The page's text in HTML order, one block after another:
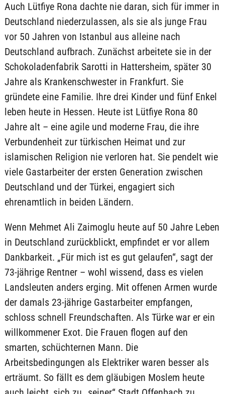
Auch Lütfiye Rona dachte nie daran, sich für immer in
Deutschland niederzulassen, als sie als junge Frau
vor 50 Jahren von Istanbul aus alleine nach
Deutschland aufbrach. Zunächst arbeitete sie in der
Schokoladenfabrik Sarotti in Hattersheim, später 30
Jahre als Krankenschwester in Frankfurt. Sie
gründete eine Familie. Ihre drei Kinder und fünf Enkel
leben heute in Hessen. Heute ist Lütfiye Rona 80
Jahre alt – eine agile und moderne Frau, die ihre
Verbundenheit zur türkischen Heimat und zur
islamischen Religion nie verloren hat. Sie pendelt wie
viele Gastarbeiter der ersten Generation zwischen
Deutschland und der Türkei, engagiert sich
ehrenamtlich in beiden Ländern.
Wenn Mehmet Ali Zaimoglu heute auf 50 Jahre Leben
in Deutschland zurückblickt, empfindet er vor allem
Dankbarkeit. „Für mich ist es gut gelaufen“, sagt der
73-jährige Rentner – wohl wissend, dass es vielen
Landsleuten anders erging. Mit offenen Armen wurde
der damals 23-jährige Gastarbeiter empfangen,
schloss schnell Freundschaften. Als Türke war er ein
willkommener Exot. Die Frauen flogen auf den
smarten, schüchternen Mann. Die
Arbeitsbedingungen als Elektriker waren besser als
erträumt. So fällt es dem gläubigen Moslem heute